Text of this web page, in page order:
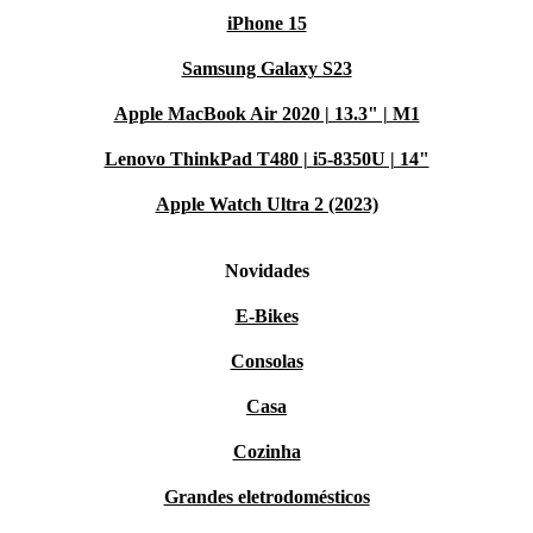
iPhone 15
Samsung Galaxy S23
Apple MacBook Air 2020 | 13.3" | M1
Lenovo ThinkPad T480 | i5-8350U | 14"
Apple Watch Ultra 2 (2023)
Novidades
E-Bikes
Consolas
Casa
Cozinha
Grandes eletrodomésticos